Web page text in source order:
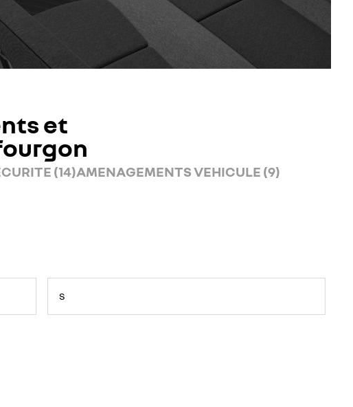
et
(14)AMENAGEMENTS VEHICULE (9)
S